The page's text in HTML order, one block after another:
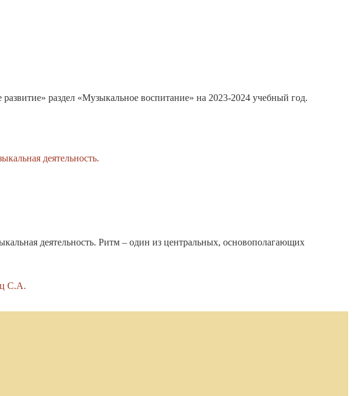
раздел «Музыкальное воспитание» на 2023-2024 учебный год.
деятельность. Ритм – один из центральных, основополагающих
С.А.